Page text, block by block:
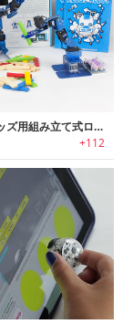
IronBot｜キッズ用組み立て式ロボット「アイロンボット」
+112